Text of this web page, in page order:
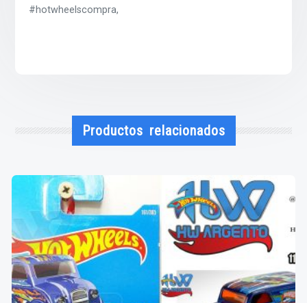
#hotwheelscompra,
Productos relacionados